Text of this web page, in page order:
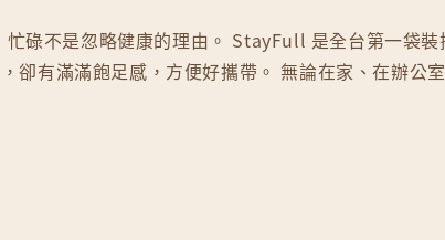
忙碌不是忽略健康的理由。 StayFull 是全台第一袋裝
卻有滿滿飽足感，方便好攜帶。 無論在家、在辦公